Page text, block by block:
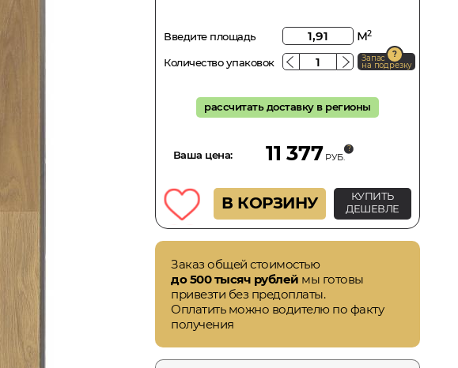
Введите площадь м2
Количество упаковок Запас
на подрезку
рассчитать доставку в регионы
Ваша цена: 11 377 РУБ.
В КОРЗИНУ
КУПИТЬ
ДЕШЕВЛЕ
Заказ общей стоимостью
до 500 тысяч рублей мы готовы
привезти без предоплаты.
Оплатить можно водителю по факту
получения